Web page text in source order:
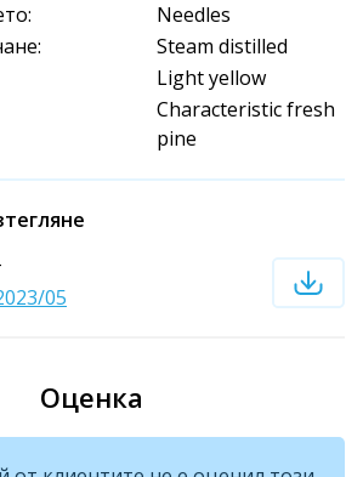
Needles
Steam distilled
Light yellow
Characteristic fresh
pine
05
Оценка